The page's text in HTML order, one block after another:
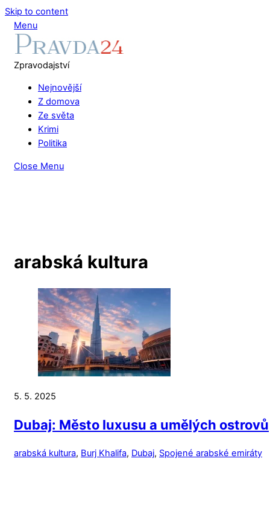
Skip to content
Menu
Zpravodajství
Nejnovější
Z domova
Ze světa
Krimi
Politika
Close Menu
arabská kultura
5. 5. 2025
Dubaj: Město luxusu a umělých ostrovů
arabská kultura, Burj Khalifa, Dubaj, Spojené arabské emiráty